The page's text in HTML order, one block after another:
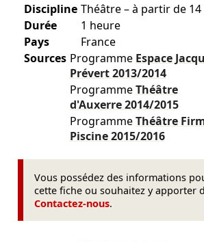
Discipline Théâtre – à partir de 14
Durée
1 heure
Pays
France
Sources Programme Espace
Prévert2013/2014
ProgrammeThéâtre
d'Auxerre2014/2015
ProgrammeThéâtre
Piscine2015/2016
Vous possédez des informations
cette fiche ou souhaitez y apporter
Contactez-nous.